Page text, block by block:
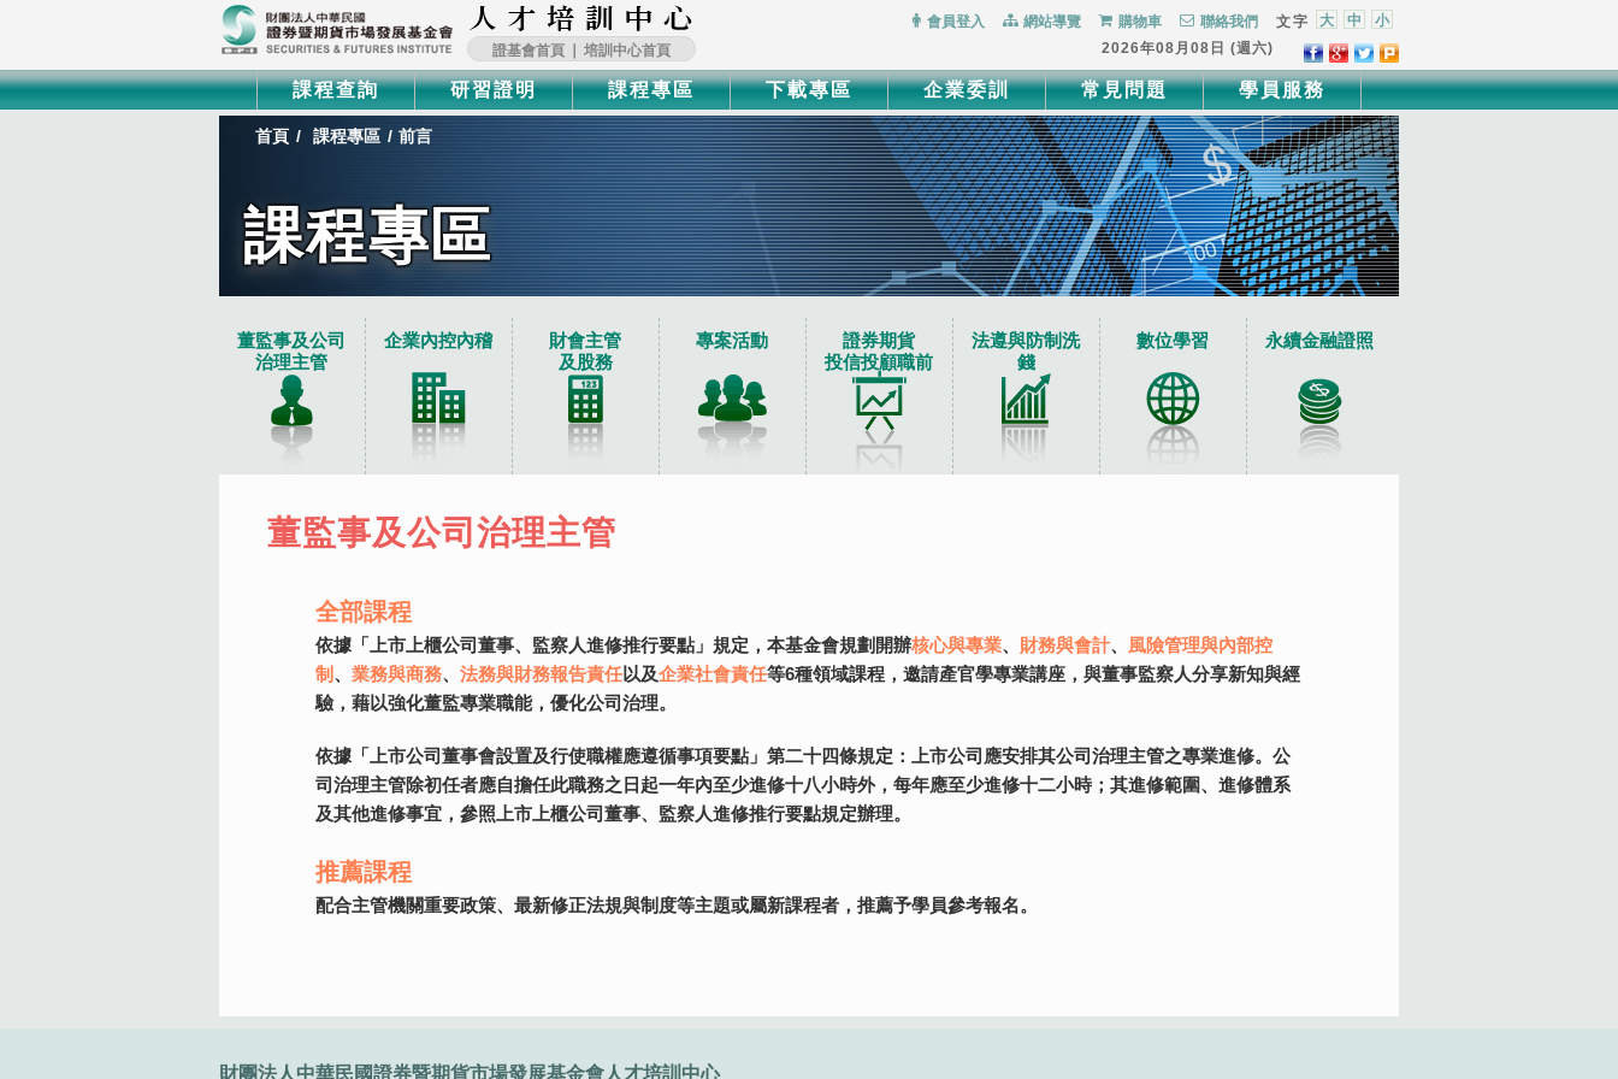
證基會首頁 培訓中心首頁
會員登入 網站導覽 購物車 聯絡我們 文字 大 中
小
2026年08月08日 (週六)
課程查詢 研習證明 課程專區 下載專區 企業委訓 常見問題 學員服務
首頁 課程專區 前言
課程專區
董監事及公司
治理主管
企業內控內稽
財會主管
及股務
專案活動
證券期貨
投信投顧職前
法遵與防制洗
錢
數位學習 永續金融證照
董監事及公司治理主管
全部課程
依據「上市上櫃公司董事、監察人進修推行要點」規定，本基金會規劃開辦核心與專業、 財務與會計、 風險管理與內部控
制 、 業務與商務、 法務與財務報告責任以及企業社會責任等6種領域課程，邀請產官學專業講座，與董事監察人分享新知與經
驗，藉以強化董監專業職能，優化公司治理。
依據「上市公司董事會設置及行使職權應遵循事項要點」第二十四條規定：上市公司應安排其公司治理主管之專業進修。公
司治理主管除初任者應自擔任此職務之日起一年內至少進修十八小時外，每年應至少進修十二小時；其進修範圍、進修體系
及其他進修事宜，參照上市上櫃公司董事、監察人進修推行要點規定辦理。
推薦課程
配合主管機關重要政策、最新修正法規與制度等主題或屬新課程者，推薦予學員參考報名。
企業內控內稽
全部課程
依據「公開發行公司建立內部控制制度處理準則」規定，以法令、資訊稽核及內控內稽實務為課程主軸，另配合法令修正稽
核人員專業職能需求，規劃循環控制作業、財報會計、舞弊查核、風險管理多項實務課程。
配合主管機關重要政策、最新修正法規與制度等主題或屬新課程者，推薦予學員參考報名。
財會主管及股務
全部課程
依據「發行人證券商證券交易所會計主管資格條件及專業進修辦法」規定，會計主管之專業進修課程包括會計、審計、財
金融法令、公司治理、職業道德及法律責任等。本基金會為指定辦理會計主管在職訓練之進修機構之一，參加本會認證
課程並經測驗合格者，將發予合格證明，並可登錄進修學分。
推薦課程
配合主管機關重要政策、最新修正法規與制度等主題或屬新課程者，推薦予學員參考報名。
專案活動
全部課程
為協助主管機關與證券期貨周邊機構推動重要政策、最新法令制度及培育國際專案人才，本基金會受委託或自行規劃辦理研
討會、說明會與專案培訓等各項活動，以優化市場資訊揭露、促進金融市場效率與培育國際化所需人才。
配合主管機關重要政策、最新修正法規與制度等主題，推薦予學員參考報名。
證券期貨投信投顧職前
全部課程
配合證券、期貨及投信投顧業法令遵循之需要，辦理證券、期貨及投信投顧業務人員職前訓練、證券商初任內部稽核人員講
習及投信投顧業務人員在職訓練認證課程。
配合主管機關重要政策、最新修正法規與制度等主題或屬新課程者，推薦予學員參考報名。
法遵與防制洗錢
全部課程
依金管會106年1月26日公告之「證券期貨業防制洗錢及打擊資恐注意事項」第16條規定：證券期貨業之防制洗錢及打擊資恐
人員及專責主管應具備資格條件之一係參加主管機關認定機構所舉辦24小時以上課程，經考試及格取得結業證書；金管會並
指定本會為辦理機構，辦理相關訓練及認證課程。
推薦課程
配合主管機關重要政策、最新修正法規與制度等主題或屬新課程者，推薦予學員參考報名。
數位學習
全部課程
配合主管機關重要政策推動、國際金融市場發展趨勢及資訊科技應用與銳變，本基金會開辦金融科技系列課程，課程面向包
金融科技監理與最新法規、金融交易創新、程式語言與應用軟體、區塊鍊以及 人工智能等相關領域。
配合主管機關重要政策、最新修正法規與制度等主題或屬新課程者，推薦予學員參考報名。
永續金融證照
全部課程
為精進金融投資效益、提升國際金融交流與國際金融市場接軌，本基金會特規劃開辦金融商品 、跨境與區域市場投資以及國
際溝通與交流實務系列課程。
配合主管機關重要政策、最新修正法規與制度等主題或屬新課程者，推薦予學員參考報名。
財團法人中華民國證券暨期貨市場發展基金會人才培訓中心